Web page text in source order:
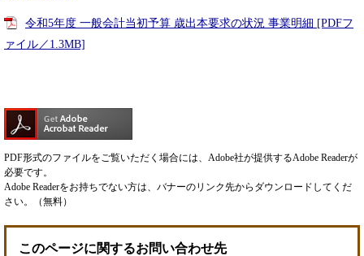
令和5年度 一般会計当初予算 歳出本要求の状況 事業明細 [PDFフ
ァイル／1.3MB]
PDF形式のファイルをご覧いただく場合には、Adobe社が提供するAdobe Readerが
必要です。
Adobe Readerをお持ちでない方は、バナーのリンク先からダウンロードしてくだ
さい。（無料）
このページに関するお問い合わせ先